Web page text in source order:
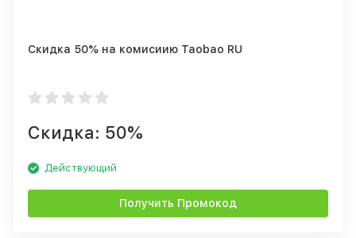
Скидка 50% на комисиию Taobao RU
Скидка: 50%
Действующий
Получить Промокод